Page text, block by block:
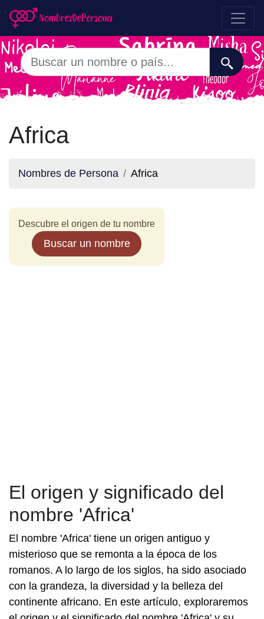
Africa
Nombres de Persona Africa
Descubre el origen de tu nombre
Buscar un nombre
El origen y significado del
nombre 'Africa'
El nombre 'Africa' tiene un origen antiguo y
misterioso que se remonta a la época de los
romanos. A lo largo de los siglos, ha sido asociado
con la grandeza, la diversidad y la belleza del
continente africano. En este artículo, exploraremos